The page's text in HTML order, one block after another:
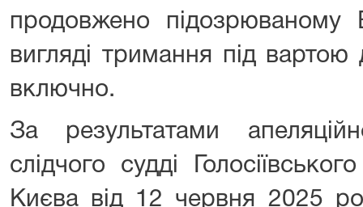
продовжено підозрюваному
вигляді тримання під
включно.
За результатами
слідчого судді
Києва від 12 червня 2025